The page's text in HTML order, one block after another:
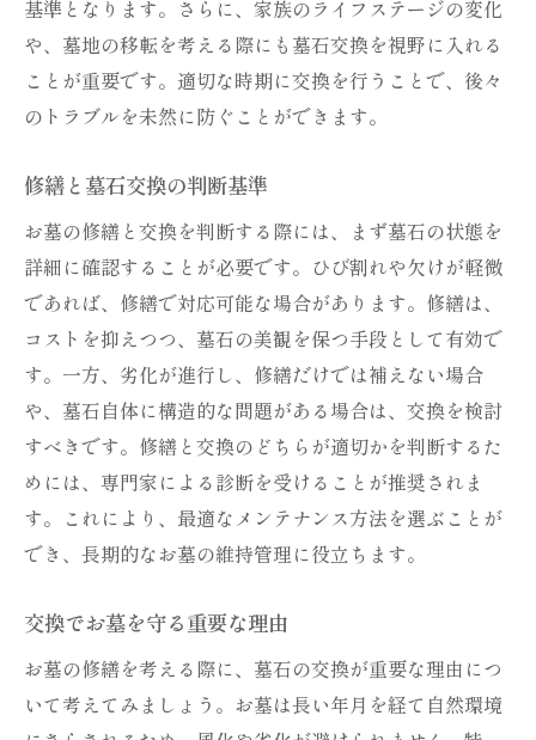
基準となります。さらに、家族のライフステージの変化
や、墓地の移転を考える際にも墓石交換を視野に入れる
ことが重要です。適切な時期に交換を行うことで、後々
のトラブルを未然に防ぐことができます。
修繕と墓石交換の判断基準
お墓の修繕と交換を判断する際には、まず墓石の状態を
詳細に確認することが必要です。ひび割れや欠けが軽微
であれば、修繕で対応可能な場合があります。修繕は、
コストを抑えつつ、墓石の美観を保つ手段として有効で
す。一方、劣化が進行し、修繕だけでは補えない場合
や、墓石自体に構造的な問題がある場合は、交換を検討
すべきです。修繕と交換のどちらが適切かを判断するた
めには、専門家による診断を受けることが推奨されま
す。これにより、最適なメンテナンス方法を選ぶことが
でき、長期的なお墓の維持管理に役立ちます。
交換でお墓を守る重要な理由
お墓の修繕を考える際に、墓石の交換が重要な理由につ
いて考えてみましょう。お墓は長い年月を経て自然環境